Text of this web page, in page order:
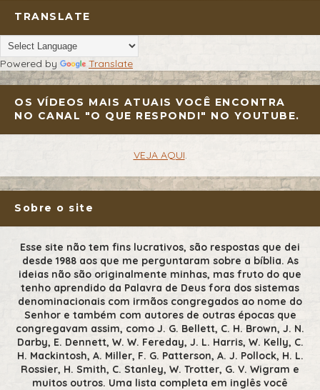
TRANSLATE
Powered by Translate
OS VÍDEOS MAIS ATUAIS VOCÊ ENCONTRA
NO CANAL "O QUE RESPONDI" NO YOUTUBE.
VEJA AQUI.
Sobre o site
Esse site não tem fins lucrativos, são respostas que dei
desde 1988 aos que me perguntaram sobre a bíblia. As
ideias não são originalmente minhas, mas fruto do que
tenho aprendido da Palavra de Deus fora dos sistemas
denominacionais com irmãos congregados ao nome do
Senhor e também com autores de outras épocas que
congregavam assim, como J. G. Bellett, C. H. Brown, J. N.
Darby, E. Dennett, W. W. Fereday, J. L. Harris, W. Kelly, C.
H. Mackintosh, A. Miller, F. G. Patterson, A. J. Pollock, H. L.
Rossier, H. Smith, C. Stanley, W. Trotter, G. V. Wigram e
muitos outros. Uma lista completa em inglês você